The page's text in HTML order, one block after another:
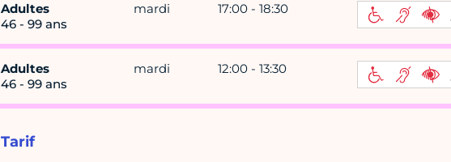
Adultes
46 - 99 ans
mardi 17:00 - 18:30
Adultes
46 - 99 ans
mardi 12:00 - 13:30
Tarif